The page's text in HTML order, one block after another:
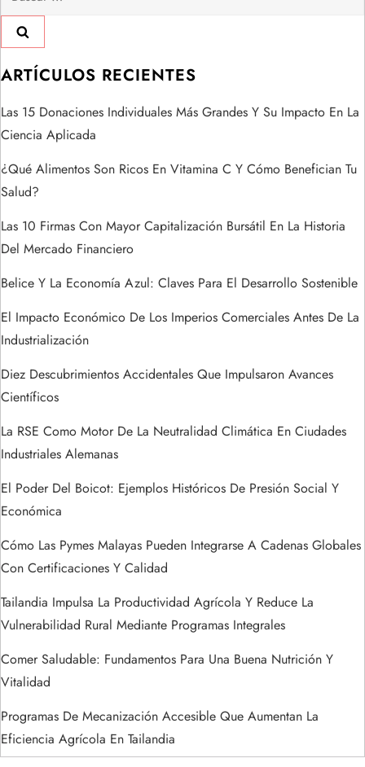
c
i
ó
n
d
e
e
n
t
r
a
d
a
s
ARTÍCULOS RECIENTES
Las 15 Donaciones Individuales Más Grandes Y Su Impacto En La
Ciencia Aplicada
¿Qué Alimentos Son Ricos En Vitamina C Y Cómo Benefician Tu
Salud?
Las 10 Firmas Con Mayor Capitalización Bursátil En La Historia
Del Mercado Financiero
Belice Y La Economía Azul: Claves Para El Desarrollo Sostenible
El Impacto Económico De Los Imperios Comerciales Antes De La
Industrialización
Diez Descubrimientos Accidentales Que Impulsaron Avances
Científicos
La RSE Como Motor De La Neutralidad Climática En Ciudades
Industriales Alemanas
El Poder Del Boicot: Ejemplos Históricos De Presión Social Y
Económica
Cómo Las Pymes Malayas Pueden Integrarse A Cadenas Globales
Con Certificaciones Y Calidad
Tailandia Impulsa La Productividad Agrícola Y Reduce La
Vulnerabilidad Rural Mediante Programas Integrales
Comer Saludable: Fundamentos Para Una Buena Nutrición Y
Vitalidad
Programas De Mecanización Accesible Que Aumentan La
Eficiencia Agrícola En Tailandia